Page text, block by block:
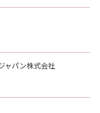
ともに提供される
、または「許諾
した時点で発効
了されるまで有
トウェア」（そ
ンストール済み
の「コンテンツ
ャパン株式会社